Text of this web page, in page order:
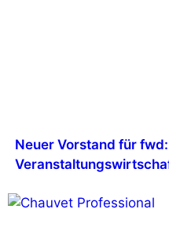
Neuer Vorstand für